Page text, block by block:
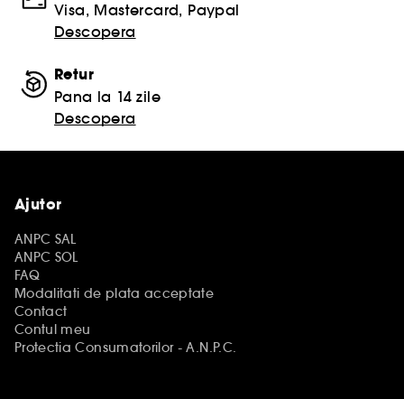
Visa, Mastercard, Paypal
Descopera
Retur
Pana la 14 zile
Descopera
Ajutor
ANPC SAL
ANPC SOL
FAQ
Modalitati de plata acceptate
Contact
Contul meu
Protectia Consumatorilor - A.N.P.C.